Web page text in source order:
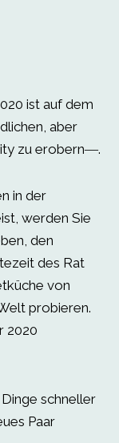
ist auf dem
aber
zu erobern―.
in der
werden Sie
den
des Rat
von
probieren.
2020
schneller
Paar